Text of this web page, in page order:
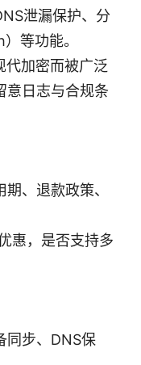
泄漏保护、分
等功能。
代加密而被广泛
意日志与合规条
、退款政策、
惠，是否支持多
同步、DNS保